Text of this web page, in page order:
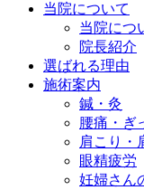
当院について
当院につ
院長紹介
選ばれる理由
施術案内
鍼・灸
腰痛・ぎ
肩こり・
眼精疲労
妊婦さん